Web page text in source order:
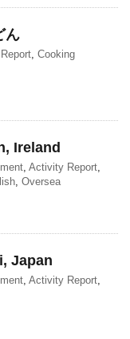
ん
, Cooking
Ireland
, Activity Report,
, Oversea
Japan
, Activity Report,